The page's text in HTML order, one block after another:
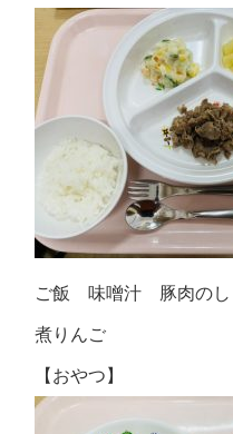
ご飯 味噌汁 豚肉の
煮りんご
【おやつ】